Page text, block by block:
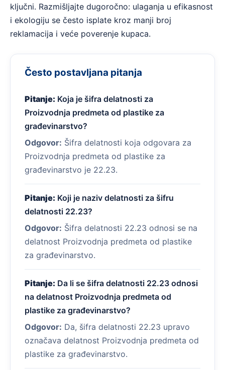
ključni. Razmišljajte dugoročno: ulaganja u efikasnost
i ekologiju se često isplate kroz manji broj
reklamacija i veće poverenje kupaca.
Često postavljana pitanja
Pitanje: Koja je šifra delatnosti za
Proizvodnja predmeta od plastike za
građevinarstvo?
Odgovor: Šifra delatnosti koja odgovara za
Proizvodnja predmeta od plastike za
građevinarstvo je 22.23.
Pitanje: Koji je naziv delatnosti za šifru
delatnosti 22.23?
Odgovor: Šifra delatnosti 22.23 odnosi se na
delatnost Proizvodnja predmeta od plastike
za građevinarstvo.
Pitanje: Da li se šifra delatnosti 22.23 odnosi
na delatnost Proizvodnja predmeta od
plastike za građevinarstvo?
Odgovor: Da, šifra delatnosti 22.23 upravo
označava delatnost Proizvodnja predmeta od
plastike za građevinarstvo.